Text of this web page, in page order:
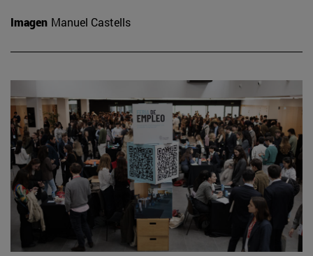
Imagen Manuel Castells